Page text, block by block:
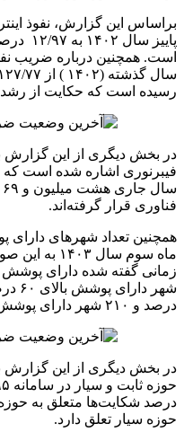
پاییز
است. همچنین درباره ضریب
رسیده است که حکایت از رشد ۵/۸۴ درصدی در این حوزه دارد.
در بخش دیگری از این گزارش
فیبرنوری اشاره شده است
فناوری قرار گرفته‌اند.
همچنین تعداد شهرهای دارای
درصد و ۲۱۰ شهر دارای پوشش زیر ۳۰ درصد هستند.
در بخش دیگری از این
حوزه سیار تعلق دارد.